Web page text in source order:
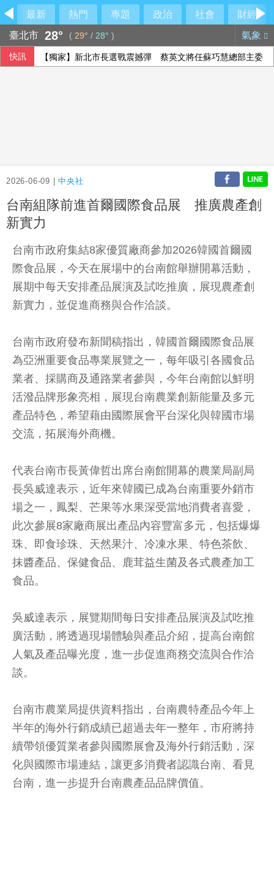
最新 熱門 專題 政治 社會
財經
臺北市 28° ( 29° / 28° ) 氣象
快訊 【獨家】新北市長選戰震撼彈 蔡英文將任蘇巧慧總部主委
2026-06-09 |中央社
台南組隊前進首爾國際食品展 推廣農產創
新實力
台南市政府集結8家優質廠商參加2026韓國首爾國
際食品展，今天在展場中的台南館舉辦開幕活動，
展期中每天安排產品展演及試吃推廣，展現農產創
新實力，並促進商務與合作洽談。
台南市政府發布新聞稿指出，韓國首爾國際食品展
為亞洲重要食品專業展覽之一，每年吸引各國食品
業者、採購商及通路業者參與，今年台南館以鮮明
活潑品牌形象亮相，展現台南農業創新能量及多元
產品特色，希望藉由國際展會平台深化與韓國市場
交流，拓展海外商機。
代表台南市長黃偉哲出席台南館開幕的農業局副局
長吳威達表示，近年來韓國已成為台南重要外銷市
場之一，鳳梨、芒果等水果深受當地消費者喜愛，
此次參展8家廠商展出產品內容豐富多元，包括爆爆
珠、即食珍珠、天然果汁、冷凍水果、特色茶飲、
抹醬產品、保健食品、鹿茸益生菌及各式農產加工
食品。
吳威達表示，展覽期間每日安排產品展演及試吃推
廣活動，將透過現場體驗與產品介紹，提高台南館
人氣及產品曝光度，進一步促進商務交流與合作洽
談。
台南市農業局提供資料指出，台南農特產品今年上
半年的海外行銷成績已超過去年一整年，市府將持
續帶領優質業者參與國際展會及海外行銷活動，深
化與國際市場連結，讓更多消費者認識台南、看見
台南，進一步提升台南農產品品牌價值。